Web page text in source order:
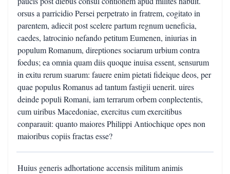
orsus a parricidio Persei perpetrato in fratrem, cogitato in
parentem, adiecit post scelere partum regnum ueneficia,
caedes, latrocinio nefando petitum Eumenen, iniurias in
populum Romanum, direptiones sociarum urbium contra
foedus; ea omnia quam diis quoque inuisa essent, sensurum
in exitu rerum suarum: fauere enim pietati fideique deos, per
quae populus Romanus ad tantum fastigii uenerit. uires
deinde populi Romani, iam terrarum orbem conplectentis,
cum uiribus Macedoniae, exercitus cum exercitibus
conparauit: quanto maiores Philippi Antiochique opes non
maioribus copiis fractas esse?
Huius generis adhortatione accensis militum animis